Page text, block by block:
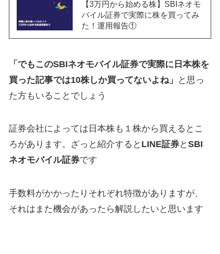
【3万円から始める株】SBIネオモ
バイル証券で実際に株を買ってみ
た！運用報告①
「でもこのSBIネオモバイル証券で実際に日本株を
買った記事では10株しか買ってないよね」
と思っ
た方もいることでしょう
証券会社によっては日本株も１株から買えるとこ
ろがあります。ざっと紹介すると LINE証券と SBI
ネオモバイル証券です
手数料がかかったりそれぞれ特徴がありますが、
それはまた機会があったら解説したいと思います